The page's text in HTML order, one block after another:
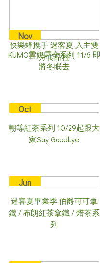
快樂蜂攜手 迷客夏 入主雙
月食品社
Nov
01
2024
KUMO雲奶霜全系列 11/6 即
將冬眠去
Oct
2024
朝等紅茶系列 10/29起跟大
家Say Goodbye
Jun
2024
迷客夏畢業季 伯爵可可拿
鐵 / 布朗紅茶拿鐵 / 焙茶系
列